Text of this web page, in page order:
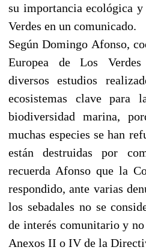
su importancia ecológica
Verdes en un comunicado.
Según Domingo Afonso,
Europea de Los
diversos estudios
ecosistemas clave para
biodiversidad marina,
muchas especies se han
están destruidas por
recuerda Afonso que la
respondido, ante varias
los sebadales no se
de interés comunitario y
Anexos II o IV de la